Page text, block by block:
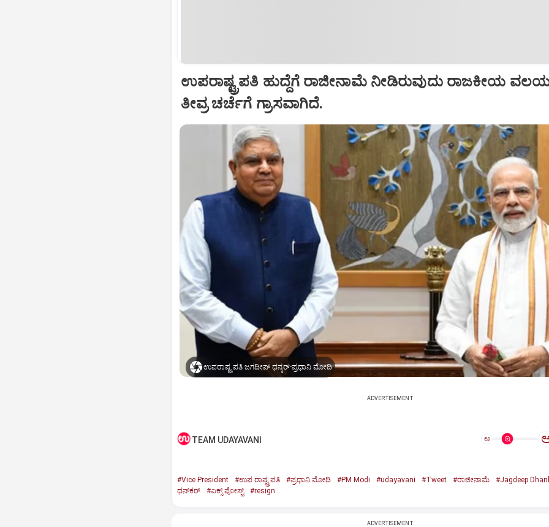
ಉಪರಾಷ್ಟ್ರಪತಿ ಹುದ್ದೆಗೆ ರಾಜೀನಾಮೆ ನೀಡಿರುವುದು ರಾಜಕೀಯ
ತೀವ್ರ ಚರ್ಚೆಗೆ ಗ್ರಾಸವಾಗಿದೆ.
ಉಪರಾಷ್ಟ್ರಪತಿ ಜಗದೀಪ್‌ ಧನ್ಕರ್-ಪ್ರಧಾನಿ ಮೋದಿ
ADVERTISEMENT
TEAM UDAYAVANI ಅ
#Vice President #ಉಪ ರಾಷ್ಟ್ರಪತಿ #ಪ್ರಧಾನಿ ಮೋದಿ #PM Modi #udayavani #Tweet #ರಾಜೀನಾಮೆ
#Jagdeep
ಧನ್‌ಕರ್‌
#ಎಕ್ಸ್‌ ಪೋಸ್ಟ್ #resign
ADVERTISEMENT